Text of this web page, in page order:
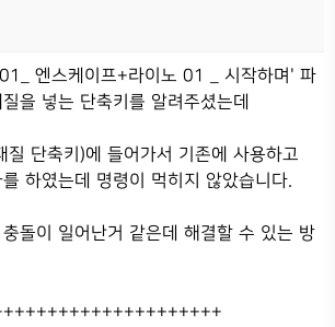
엔스케이프+라이노 01 _ 시작하며' 파
을 넣는 단축키를 알려주셨는데
질 단축키)에 들어가서 기존에 사용하고
하였는데 명령이 먹히지 않았습니다.
돌이 일어난거 같은데 해결할 수 있는 방